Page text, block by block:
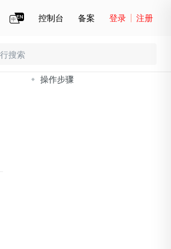
控制台 备案 登录 注册
操作步骤